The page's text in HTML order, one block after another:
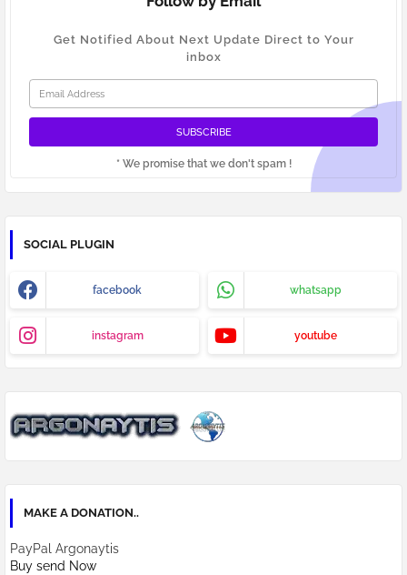
Get Notified About Next Update Direct to Your
inbox
* We promise that we don't spam !
SOCIAL PLUGIN
facebook whatsapp
instagram youtube
MAKE A DONATION..
PayPal Argonaytis
Buy send Now